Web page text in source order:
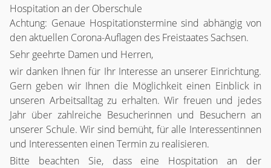
Hospitation an der Oberschule
Achtung: Genaue Hospitationstermine sind abhängig von
den aktuellen Corona-Auflagen des Freistaates Sachsen.
Sehr geehrte Damen und Herren,
wir danken Ihnen für Ihr Interesse an unserer Einrichtung.
Gern geben wir Ihnen die Möglichkeit einen Einblick in
unseren Arbeitsalltag zu erhalten. Wir freuen und jedes
Jahr über zahlreiche Besucherinnen und Besuchern an
unserer Schule. Wir sind bemüht, für alle Interessentinnen
und Interessenten einen Termin zu realisieren.
Bitte beachten Sie, dass eine Hospitation an der